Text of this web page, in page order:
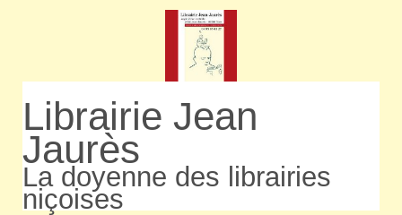
Librairie Jean
Jaurès
La doyenne des librairies
niçoises